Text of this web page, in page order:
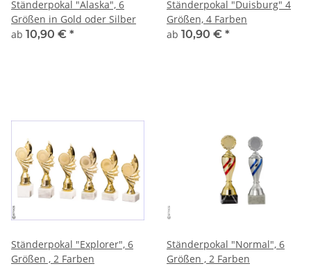
Ständerpokal "Alaska", 6
Größen in Gold oder Silber
ab 10,90 € *
Ständerpokal "Duisburg" 4
Größen, 4 Farben
ab 10,90 € *
Ständerpokal "Explorer", 6
Größen , 2 Farben
Ständerpokal "Normal", 6
Größen , 2 Farben